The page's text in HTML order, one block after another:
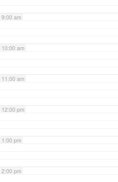
9:00 am
10:00 am
11:00 am
12:00 pm
1:00 pm
2:00 pm